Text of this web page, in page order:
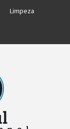
Limpeza